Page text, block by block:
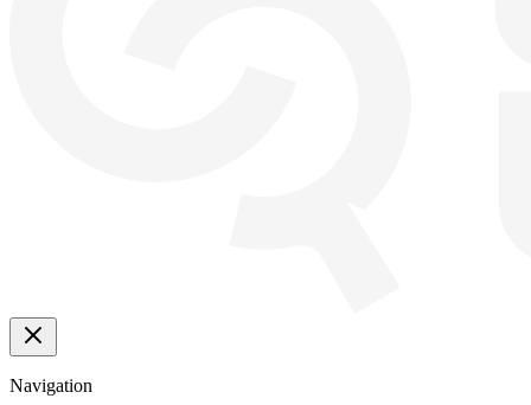
Navigation